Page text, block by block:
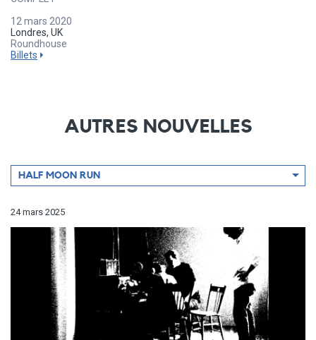
12 mars 2020
Londres, UK
Roundhouse
Billets
AUTRES NOUVELLES
Filtrer
par
HALF MOON RUN
24 mars 2025